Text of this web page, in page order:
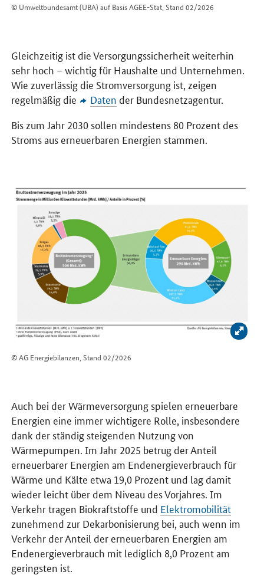
© Umweltbundesamt (UBA) auf Basis AGEE-Stat, Stand 02/2026
Gleichzeitig ist die Versorgungssicherheit weiterhin
sehr hoch – wichtig für Haushalte und Unternehmen.
Wie zuverlässig die Stromversorgung ist, zeigen
regelmäßig die
Daten der Bundesnetzagentur.
Bis zum Jahr 2030 sollen mindestens 80 Prozent des
Stroms aus erneuerbaren Energien stammen.
Bild
© AG Energiebilanzen, Stand 02/2026
Auch bei der Wärmeversorgung spielen erneuerbare
Energien eine immer wichtigere Rolle, insbesondere
dank der ständig steigenden Nutzung von
Wärmepumpen. Im Jahr 2025 betrug der Anteil
erneuerbarer Energien am Endenergieverbrauch für
Wärme und Kälte etwa 19,0 Prozent und lag damit
wieder leicht über dem Niveau des Vorjahres. Im
Verkehr tragen Biokraftstoffe und Elektromobilität
zunehmend zur Dekarbonisierung bei, auch wenn im
Verkehr der Anteil der erneuerbaren Energien am
Endenergieverbrauch mit lediglich 8,0 Prozent am
geringsten ist.